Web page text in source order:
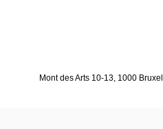
Mont des Arts 10-13, 1000